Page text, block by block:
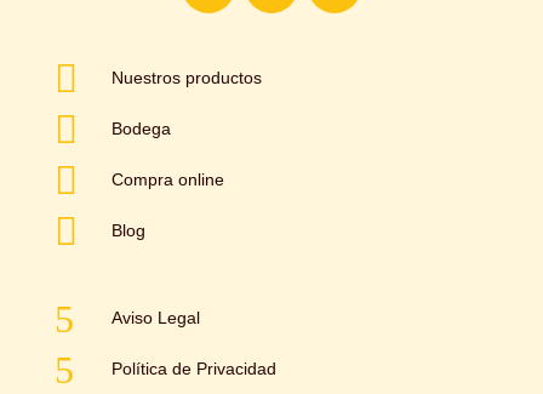
 Nuestros productos
 Bodega
 Compra online
 Blog
5 Aviso Legal
5 Política de Privacidad